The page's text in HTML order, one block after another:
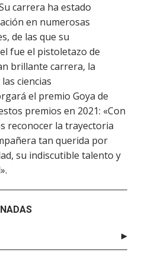
carrera ha estado
en numerosas
de las que su
fue el pistoletazo de
brillante carrera, la
ciencias
el premio Goya de
premios en 2021: «Con
reconocer la trayectoria
tan querida por
su indiscutible talento y